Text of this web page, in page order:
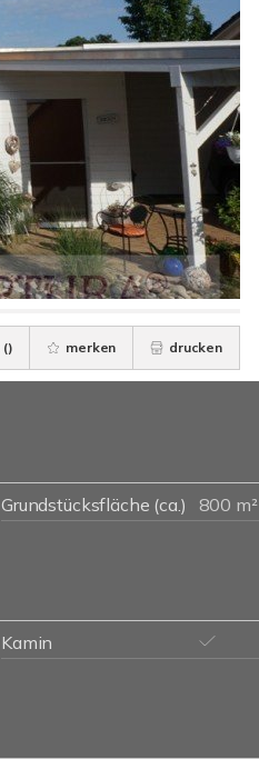
) merken drucken
Grundstücksfläche (ca.)
800 m²
Kamin